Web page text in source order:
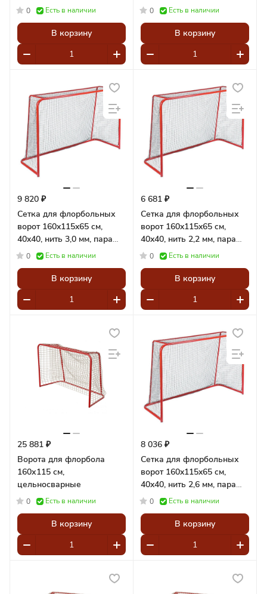
0 Есть в наличии
В корзину
0 Есть в наличии
В корзину
9 820 ₽
Сетка для флорбольных
ворот 160x115x65 cм,
40x40, нить 3,0 мм, пара
Pioner A15363
0 Есть в наличии
В корзину
6 681 ₽
Сетка для флорбольных
ворот 160x115x65 cм,
40x40, нить 2,2 мм, пара
Pioner A15361
0 Есть в наличии
В корзину
25 881 ₽
Ворота для флорбола
160х115 см,
цельносварные
0 Есть в наличии
В корзину
8 036 ₽
Сетка для флорбольных
ворот 160x115x65 cм,
40x40, нить 2,6 мм, пара
Pioner A15362
0 Есть в наличии
В корзину